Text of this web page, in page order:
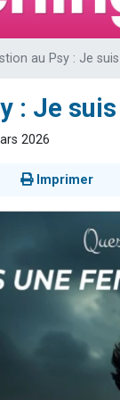
13
30
Il reste
12
29
au Psy : Je
: Je
2026
Imprimer